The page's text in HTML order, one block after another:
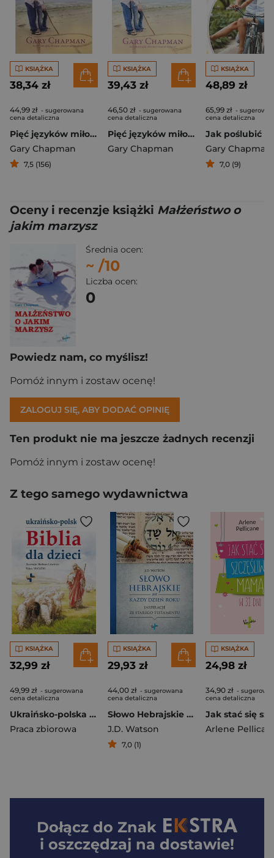
KSIĄŻKA
38,34 zł
44,99 zł - sugerowana
cena detaliczna
Pięć języków miłości
Gary Chapman
7,5 (156)
KSIĄŻKA
39,43 zł
46,50 zł - sugerowana
cena detaliczna
Pięć języków miłości
Gary Chapman
KSIĄŻKA
48,89 zł
65,99 zł -
cena detaliczna
Gary Chapman
7,0 (9)
Oceny i recenzje książki Małżeństwo o
jakim marzysz
Średnia ocen:
~ /10
Liczba ocen:
0
Powiedz nam, co myślisz!
Pomóż innym i zostaw ocenę!
ZALOGUJ SIĘ, ABY DODAĆ OPINIĘ
Ten produkt nie ma jeszcze żadnych recenzji
Pomóż innym i zostaw ocenę!
Z tego samego wydawnictwa
KSIĄŻKA
32,99 zł
49,99 zł - sugerowana
cena detaliczna
Ukraińsko-polska Biblia dla dzieci
Praca zbiorowa
KSIĄŻKA
29,93 zł
44,00 zł - sugerowana
cena detaliczna
Słowo Hebrajskie na Każdy Dzień Roku
J.D. Watson
7,0 (1)
KSIĄŻKA
24,98 zł
34,90 zł -
cena detaliczna
Arlene
Dołącz do Znak
i oszczędzaj na dostawie!